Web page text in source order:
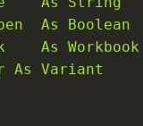
As Boolean
As Workbook
As Variant